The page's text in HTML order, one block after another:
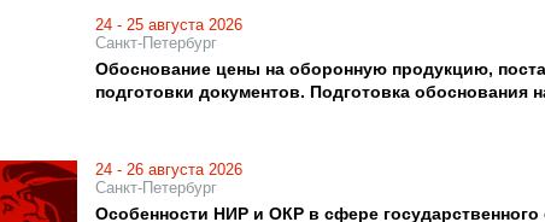
24 - 25 августа 2026
Санкт-Петербург
Обоснование цены на оборонную продукцию,
подготовки документов. Подготовка обоснования
24 - 26 августа 2026
Санкт-Петербург
Особенности НИР и ОКР в сфере государственного